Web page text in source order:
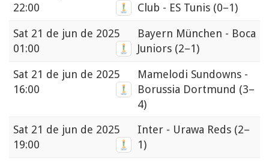
22:00
Club - ES Tunis (0–1)
Sat 21 de jun de 2025
01:00
Bayern München - Boca
Juniors (2–1)
Sat 21 de jun de 2025
16:00
Mamelodi Sundowns -
Borussia Dortmund (3–
4)
Sat 21 de jun de 2025
19:00
Inter - Urawa Reds (2–
1)